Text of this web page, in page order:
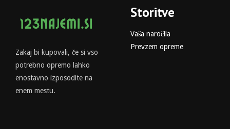
Zakaj bi kupovali, če si vso
potrebno opremo lahko
enostavno izposodite na
enem mestu.
Storitve
Vaša naročila
Prevzem opreme